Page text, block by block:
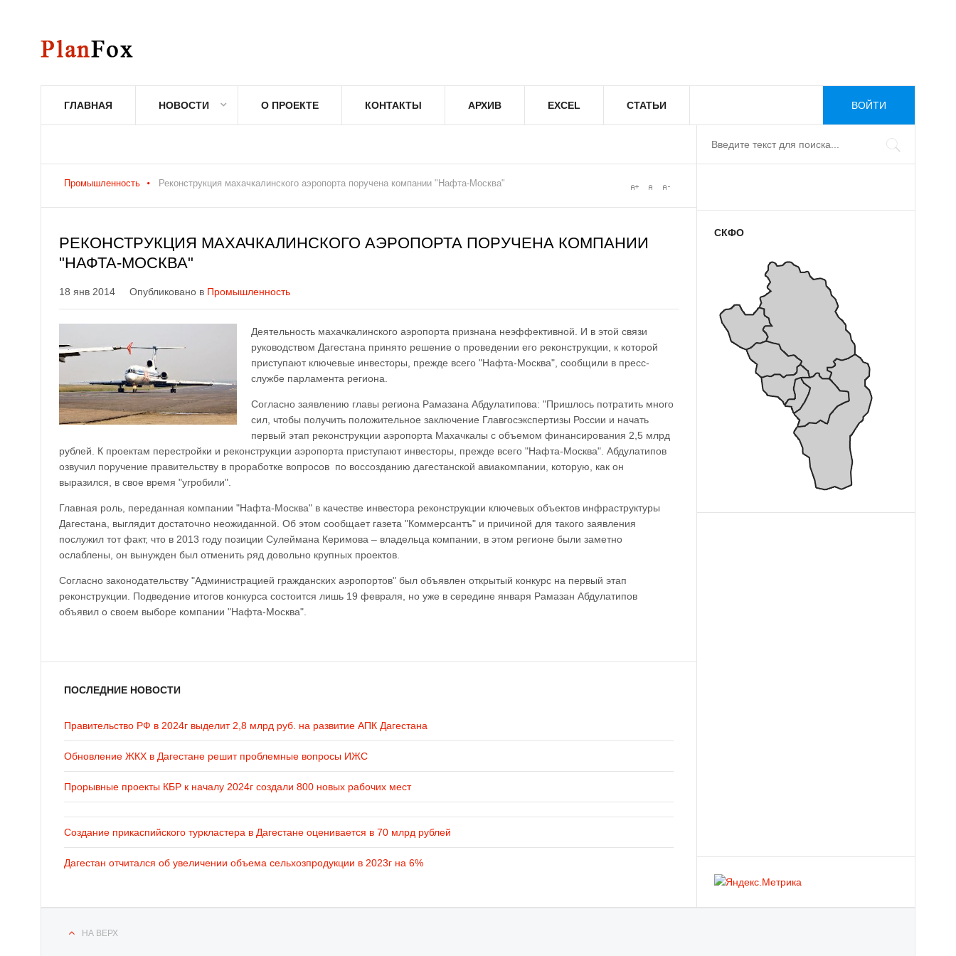
ГЛАВНАЯ НОВОСТИ О ПРОЕКТЕ КОНТАКТЫ АРХИВ EXCEL СТАТЬИ ВОЙТИ
Промышленность Реконструкция махачкалинского аэропорта поручена компании "Нафта-Москва"
РЕКОНСТРУКЦИЯ МАХАЧКАЛИНСКОГО АЭРОПОРТА ПОРУЧЕНА КОМПАНИИ
"НАФТА-МОСКВА"
18 янв 2014 Опубликовано в Промышленность
Деятельность махачкалинского аэропорта признана неэффективной. И в этой связи
руководством Дагестана принято решение о проведении его реконструкции, к которой
приступают ключевые инвесторы, прежде всего "Нафта-Москва", сообщили в пресс-
службе парламента региона.
Согласно заявлению главы региона Рамазана Абдулатипова: "Пришлось потратить много
сил, чтобы получить положительное заключение Главгосэкспертизы России и начать
первый этап реконструкции аэропорта Махачкалы с объемом финансирования 2,5 млрд
рублей. К проектам перестройки и реконструкции аэропорта приступают инвесторы, прежде всего "Нафта-Москва". Абдулатипов
озвучил поручение правительству в проработке вопросов по воссозданию дагестанской авиакомпании, которую, как он
выразился, в свое время "угробили".
Главная роль, переданная компании "Нафта-Москва" в качестве инвестора реконструкции ключевых объектов инфраструктуры
Дагестана, выглядит достаточно неожиданной. Об этом сообщает газета "Коммерсантъ" и причиной для такого заявления
послужил тот факт, что в 2013 году позиции Сулеймана Керимова – владельца компании, в этом регионе были заметно
ослаблены, он вынужден был отменить ряд довольно крупных проектов.
Согласно законодательству "Администрацией гражданских аэропортов" был объявлен открытый конкурс на первый этап
реконструкции. Подведение итогов конкурса состоится лишь 19 февраля, но уже в середине января Рамазан Абдулатипов
объявил о своем выборе компании "Нафта-Москва".
ПОСЛЕДНИЕ НОВОСТИ
Правительство РФ в 2024г выделит 2,8 млрд руб. на развитие АПК Дагестана
Обновление ЖКХ в Дагестане решит проблемные вопросы ИЖС
Прорывные проекты КБР к началу 2024г создали 800 новых рабочих мест
Создание прикаспийского туркластера в Дагестане оценивается в 70 млрд рублей
Дагестан отчитался об увеличении объема сельхозпродукции в 2023г на 6%
СКФО
НА ВЕРХ